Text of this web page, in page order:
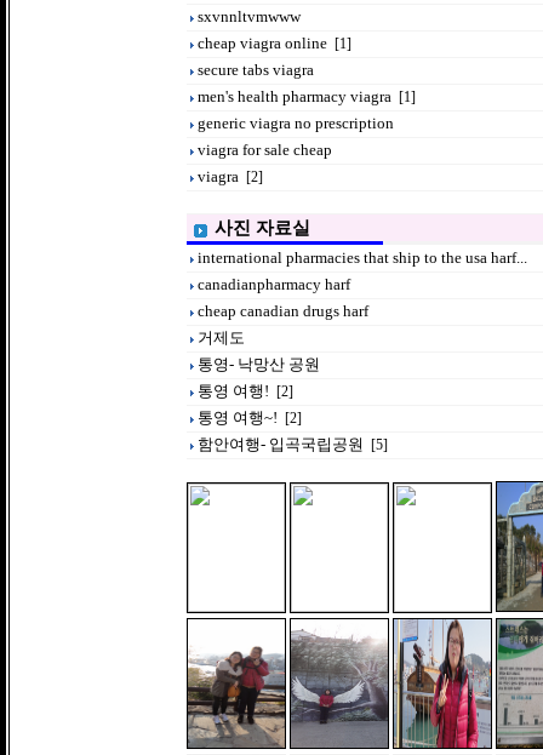
sxvnnltvmwww
cheap viagra online [1]
secure tabs viagra
men's health pharmacy viagra [1]
generic viagra no prescription
viagra for sale cheap
viagra [2]
사진 자료실
international pharmacies that ship to the usa harf...
canadianpharmacy harf
cheap canadian drugs harf
거제도
통영- 낙망산 공원
통영 여행! [2]
통영 여행~! [2]
함안여행- 입곡국립공원 [5]